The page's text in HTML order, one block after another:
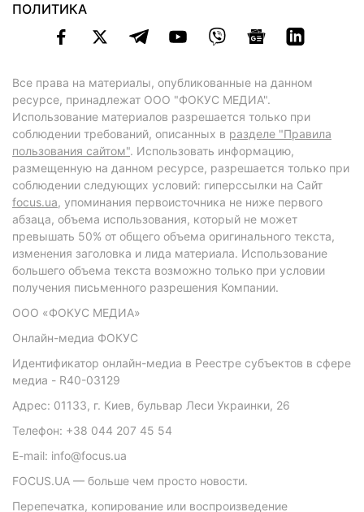
ПОЛИТИКА
Все права на материалы, опубликованные на данном
ресурсе, принадлежат ООО "ФОКУС МЕДИА".
Использование материалов разрешается только при
соблюдении требований, описанных в разделе "Правила
пользования сайтом". Использовать информацию,
размещенную на данном ресурсе, разрешается только при
соблюдении следующих условий: гиперссылки на Сайт
focus.ua, упоминания первоисточника не ниже первого
абзаца, объема использования, который не может
превышать 50% от общего объема оригинального текста,
изменения заголовка и лида материала. Использование
большего объема текста возможно только при условии
получения письменного разрешения Компании.
ООО «ФОКУС МЕДИА»
Онлайн-медиа ФОКУС
Идентификатор онлайн-медиа в Реестре субъектов в сфере
медиа - R40-03129
Адрес: 01133, г. Киев, бульвар Леси Украинки, 26
Телефон: +38 044 207 45 54
E-mail: info@focus.ua
FOCUS.UA — больше чем просто новости.
Перепечатка, копирование или воспроизведение